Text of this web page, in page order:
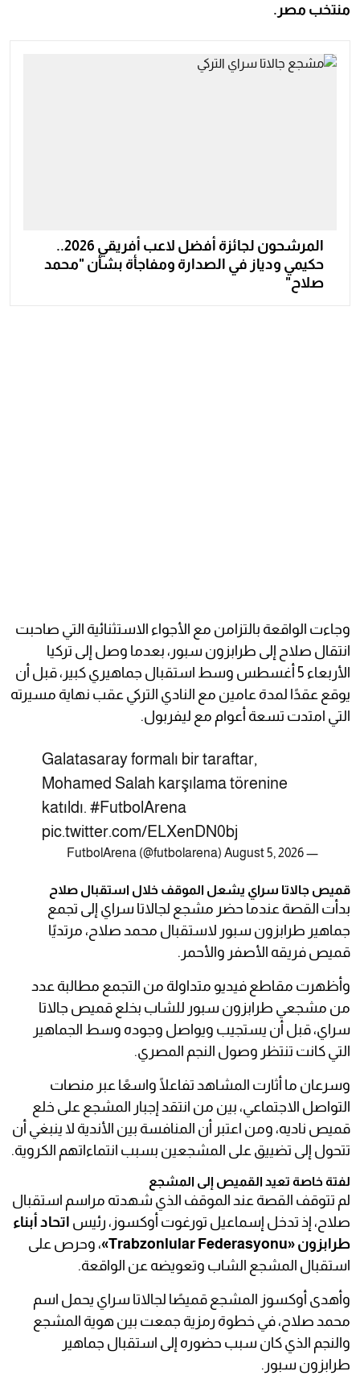
منتخب مصر.
المرشحون لجائزة أفضل لاعب أفريقي 2026..
حكيمي ودياز في الصدارة ومفاجأة بشأن "محمد
صلاح"
وجاءت الواقعة بالتزامن مع الأجواء الاستثنائية التي صاحبت
انتقال صلاح إلى طرابزون سبور، بعدما وصل إلى تركيا
الأربعاء 5 أغسطس وسط استقبال جماهيري كبير، قبل أن
يوقع عقدًا لمدة عامين مع النادي التركي عقب نهاية مسيرته
التي امتدت تسعة أعوام مع ليفربول.
Galatasaray formalı bir taraftar,
Mohamed Salah karşılama törenine
katıldı. #FutbolArena
pic.twitter.com/ELXenDN0bj
— FutbolArena (@futbolarena)
August 5, 2026
قميص جالاتا سراي يشعل الموقف خلال استقبال صلاح
بدأت القصة عندما حضر مشجع لجالاتا سراي إلى تجمع
جماهير طرابزون سبور لاستقبال محمد صلاح، مرتديًا
قميص فريقه الأصفر والأحمر.
وأظهرت مقاطع فيديو متداولة من التجمع مطالبة عدد
من مشجعي طرابزون سبور للشاب بخلع قميص جالاتا
سراي، قبل أن يستجيب ويواصل وجوده وسط الجماهير
التي كانت تنتظر وصول النجم المصري.
وسرعان ما أثارت المشاهد تفاعلًا واسعًا عبر منصات
التواصل الاجتماعي، بين من انتقد إجبار المشجع على خلع
قميص ناديه، ومن اعتبر أن المنافسة بين الأندية لا ينبغي أن
تتحول إلى تضييق على المشجعين بسبب انتماءاتهم الكروية.
لفتة خاصة تعيد القميص إلى المشجع
لم تتوقف القصة عند الموقف الذي شهدته مراسم استقبال
صلاح، إذ تدخل إسماعيل تورغوت أوكسوز، رئيس اتحاد أبناء
طرابزون «Trabzonlular Federasyonu»
، وحرص على
استقبال المشجع الشاب وتعويضه عن الواقعة.
وأهدى أوكسوز المشجع قميصًا لجالاتا سراي يحمل اسم
محمد صلاح، في خطوة رمزية جمعت بين هوية المشجع
والنجم الذي كان سبب حضوره إلى استقبال جماهير
طرابزون سبور.